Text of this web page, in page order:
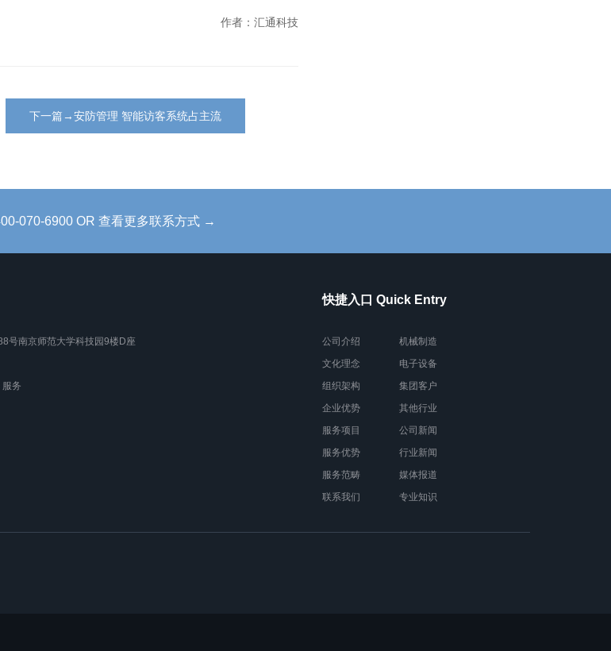
作者：汇通科技
下一篇→安防管理 智能访客系统占主流
070-6900 OR 查看更多联系方式 →
号南京师范大学科技园9楼D座
务
快捷入口 Quick Entry
公司介绍
文化理念
组织架构
企业优势
服务项目
服务优势
服务范畴
联系我们
机械制造
电子设备
集团客户
其他行业
公司新闻
行业新闻
媒体报道
专业知识